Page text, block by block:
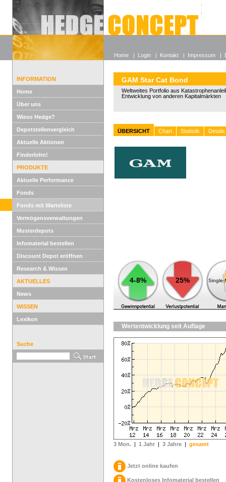
Alle
Wieso
INFORMATION
Home
Über uns
Wieso Hedge?
Depotstellenvergleich
Aktuelle Aktionen
Finderlohn!
PRODUKTE
Aktuelle Performance
Fonds
Fonds mit Warteliste
Vermögensverwaltungen
Musterdepots
Infomaterial bestellen
Discount Depot eröffnen
Research & Wissen
AKTUELLES
News
WISSEN
Lexikon
Suche
GAM Star Cat Bond
Weltweites Portfolio aus
Entwicklung von anderen Kapitalmärkten
ÜBERSICHT Chart Statistik Details
4-8% 25% Single-
Wertentwicklung seit Auflage
3 Mon. | 1 Jahr | 3 Jahre | gesamt
Jetzt online kaufen
Kostenloses Infomaterial bestellen
Home | Login | Kontakt | Impressum |